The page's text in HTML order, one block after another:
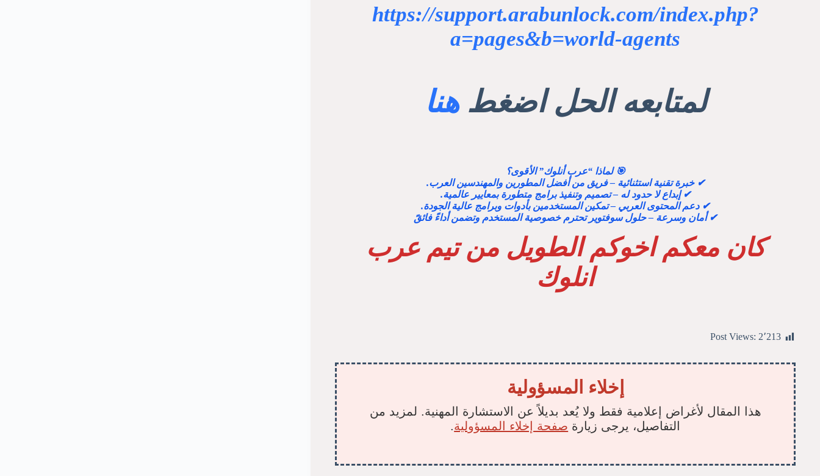
https://support.arabunlock.com/index.php?
a=pages&b=world-agents
لمتابعه الحل اضغطهنا
🎯 لماذا “عرب أنلوك” الأقوى؟
✔ خبرة تقنية استثنائية – فريق من أفضل المطورين والمهندسين العرب.
✔ إبداع لا حدود له – تصميم وتنفيذ برامج متطورة بمعايير عالمية.
✔ دعم المحتوى العربي – تمكين المستخدمين بأدوات وبرامج عالية الجودة.
✔ أمان وسرعة – حلول سوفتوير تحترم خصوصية المستخدم وتضمن أداءً فائقً
كان معكم اخوكم الطويل من تيم عرب
انلوك
Post Views: 2٬213
إخلاء المسؤولية
هذا المقال لأغراض إعلامية فقط ولا يُعد بديلاً عن الاستشارة المهنية. لمزيد من
التفاصيل، يرجى زيارة صفحة إخلاء المسؤولية.